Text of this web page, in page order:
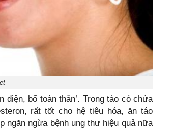
bổ toàn thân’. Trong táo có chứa
rất tốt cho hệ tiêu hóa, ăn táo
ngăn ngừa bệnh ung thư hiệu quả nữa